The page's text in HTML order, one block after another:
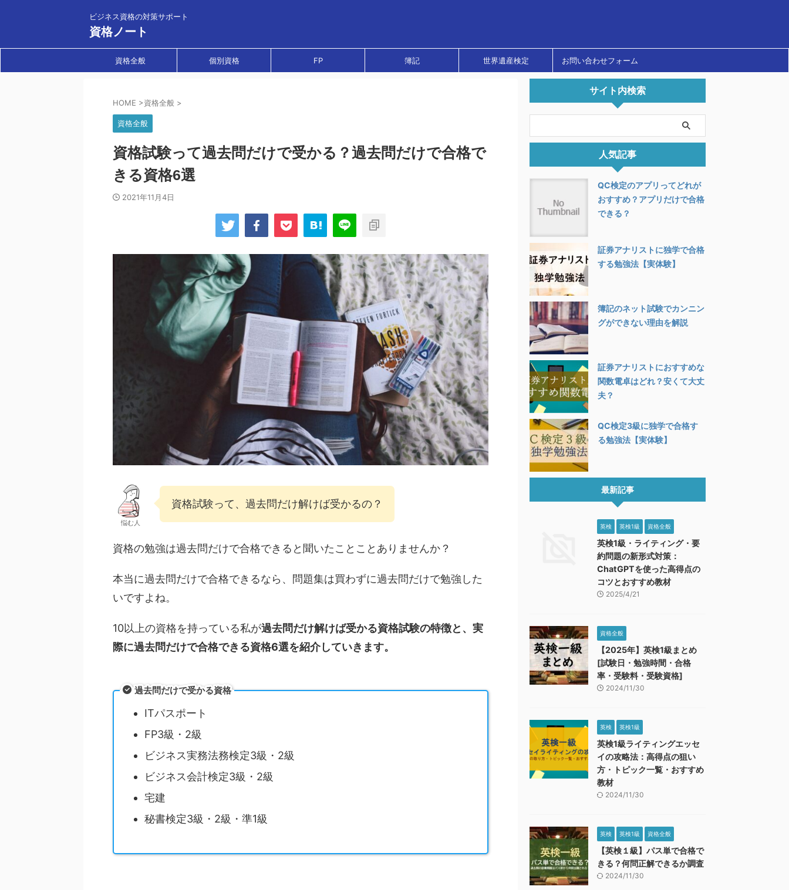
ビジネス資格の対策サポート
資格ノート
資格全般 個別資格 FP 簿記 世界遺産検定 お問い合わせフォーム
HOME >資格全般 >
資格全般
資格試験って過去問だけで受かる？過去問だけで合格で
きる資格6選
2021年11月4日
悩む人
資格試験って、過去問だけ解けば受かるの？
資格の勉強は過去問だけで合格できると聞いたことことありませんか？
本当に過去問だけで合格できるなら、問題集は買わずに過去問だけで勉強した
いですよね。
10以上の資格を持っている私が過去問だけ解けば受かる資格試験の特徴と、実
際に過去問だけで合格できる資格6選を紹介していきます。
過去問だけで受かる資格
ITパスポート
FP3級・2級
ビジネス実務法務検定3級・2級
ビジネス会計検定3級・2級
宅建
秘書検定3級・2級・準1級
サイト内検索
人気記事
QC検定のアプリってどれが
おすすめ？アプリだけで合格
できる？
証券アナリストに独学で合格
する勉強法【実体験】
簿記のネット試験でカンニン
グができない理由を解説
証券アナリストにおすすめな
関数電卓はどれ？安くて大丈
夫？
QC検定3級に独学で合格す
る勉強法【実体験】
最新記事
英検 英検1級 資格全般
英検1級・ライティング・要
約問題の新形式対策：
ChatGPTを使った高得点の
コツとおすすめ教材
2025/4/21
資格全般
【2025年】英検1級まとめ
[試験日・勉強時間・合格
率・受験料・受験資格]
2024/11/30
英検 英検1級
英検1級ライティングエッセ
イの攻略法：高得点の狙い
方・トピック一覧・おすすめ
教材
2024/11/30
英検 英検1級 資格全般
【英検１級】パス単で合格で
きる？何問正解できるか調査
2024/11/30